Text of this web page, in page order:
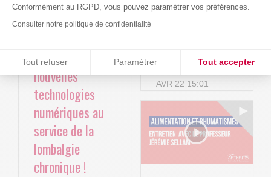
Conformément au RGPD, vous pouvez paramétrer vos préférences.
Consulter notre politique de confidentialité
Tout refuser Paramétrer Tout accepter
Axeptio consent
Plateforme de Gestion du Consentement : Personnalisez vos
Notre plateforme vous permet d'adapter et de gérer vos
4P : Les
nouvelles
technologies
numériques au
service de la
lombalgie
chronique !
Cure-RA
AVR 22 15:01